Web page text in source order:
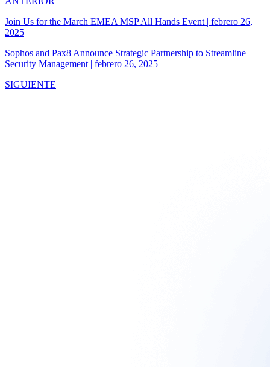
Join Us for the March EMEA MSP All Hands Event | febrero 26,
2025
Sophos and Pax8 Announce Strategic Partnership to Streamline
Security Management | febrero 26, 2025
SIGUIENTE